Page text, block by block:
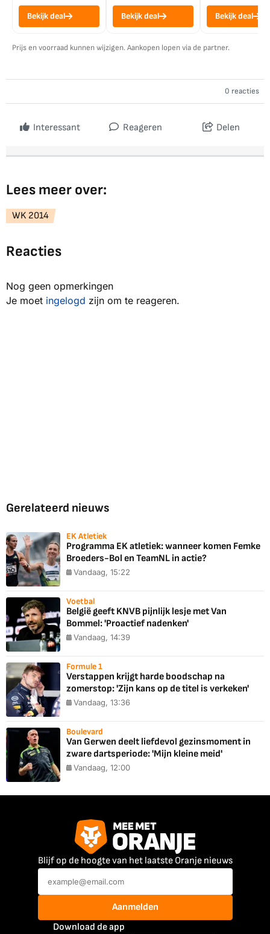
Bekijk deal Bekijk deal Bekijk deal
Prijs en voorraad kunnen wijzigen. Aankopen lopen via de partner.
0 reacties
Interessant Reageren Delen
Lees meer over:
WK 2014
Reacties
Nog geen opmerkingen
Je moet ingelogd zijn om te reageren.
Gerelateerd nieuws
EK Atletiek
Programma EK atletiek: wanneer komen Femke
Broeders-Bol en TeamNL in actie?
Vandaag, 15:22
Voetbal
België geeft KNVB pijnlijk lesje met Van
Bommel: 'Proactief nadenken'
Vandaag, 14:39
Formule 1
Verstappen krijgt harde boodschap na
zomerstop: 'Zijn kans op de titel is verkeken'
Vandaag, 13:36
Boulevard
Van Gerwen deelt liefdevol gezinsmoment in
zware dartsperiode: 'Mijn kleine meid'
Vandaag, 12:00
Blijf op de hoogte van het laatste Oranje nieuws
Aanmelden
Download de app